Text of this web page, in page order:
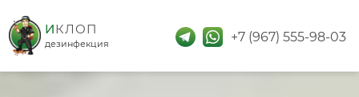
дезинфекция